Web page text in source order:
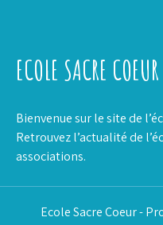
ECOLE SACRE COEUR
Bienvenue sur le site de
Retrouvez l’actualité de
associations.
Ecole Sacre Coeur -